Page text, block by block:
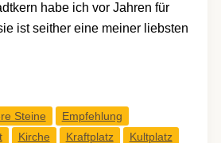
habe ich vor Jahren für
ist seither eine meiner liebsten
Steine
Empfehlung
Kirche Kraftplatz
Kultplatz